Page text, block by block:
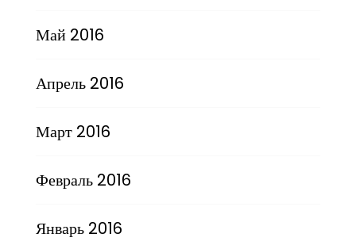
Май 2016
Апрель 2016
Март 2016
Февраль 2016
Январь 2016